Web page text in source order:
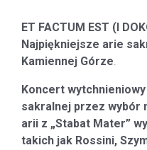
ET FACTUM EST (I
Najpiękniejsze arie
Kamiennej Górze.
Koncert
sakralnej przez wybór
arii z „Stabat Mater”
takich jak Rossini,